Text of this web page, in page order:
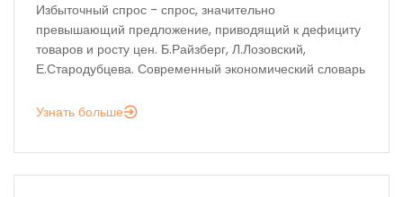
Избыточный спрос - спрос, значительно
превышающий предложение, приводящий к дефициту
товаров и росту цен. Б.Райзберг, Л.Лозовский,
Е.Стародубцева. Современный экономический словарь
Узнать больше